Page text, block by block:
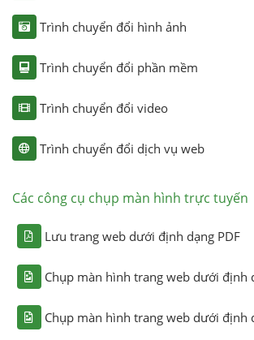
Trình chuyển đổi hình ảnh
Trình chuyển đổi phần mềm
Trình chuyển đổi video
Trình chuyển đổi dịch vụ web
Các công cụ chụp màn hình trực tuyến
Lưu trang web dưới định dạng PDF
Chụp màn hình trang web dưới định
Chụp màn hình trang web dưới định